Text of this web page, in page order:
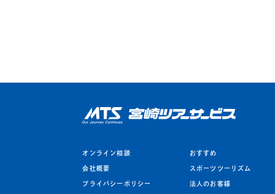
オンライン相談
会社概要
プライバシーポリシー
おすすめ
スポーツツーリズム
法人のお客様